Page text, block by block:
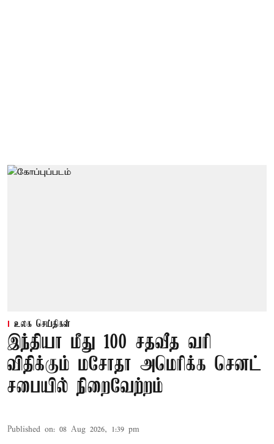
உலக செய்திகள்
இந்தியா மீது 100 சதவீத வரி
விதிக்கும் மசோதா அமெரிக்க செனட்
சபையில் நிறைவேற்றம்
Published on: 08 Aug 2026, 1:39 pm